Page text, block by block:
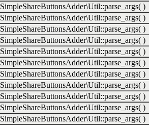
SimpleShareButtonsAdder\Util::parse_args( )
SimpleShareButtonsAdder\Util::parse_args( )
SimpleShareButtonsAdder\Util::parse_args( )
SimpleShareButtonsAdder\Util::parse_args( )
SimpleShareButtonsAdder\Util::parse_args( )
SimpleShareButtonsAdder\Util::parse_args( )
SimpleShareButtonsAdder\Util::parse_args( )
SimpleShareButtonsAdder\Util::parse_args( )
SimpleShareButtonsAdder\Util::parse_args( )
SimpleShareButtonsAdder\Util::parse_args( )
SimpleShareButtonsAdder\Util::parse_args( )